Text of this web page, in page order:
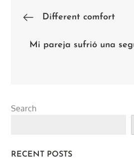
Post
navigation
Different comfort
Mi pareja sufrió una
Search
RECENT POSTS